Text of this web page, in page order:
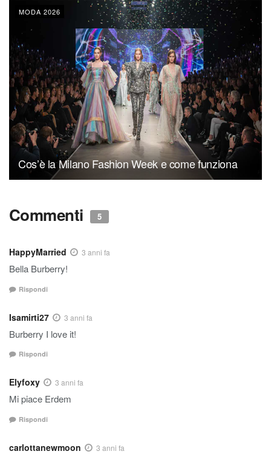
MODA 2026
Cos’è la Milano Fashion Week e come funziona
Commenti 5
HappyMarried 3 anni fa
Bella Burberry!
Rispondi
Isamirti27 3 anni fa
Burberry I love it!
Rispondi
Elyfoxy 3 anni fa
Mi piace Erdem
Rispondi
carlottanewmoon 3 anni fa